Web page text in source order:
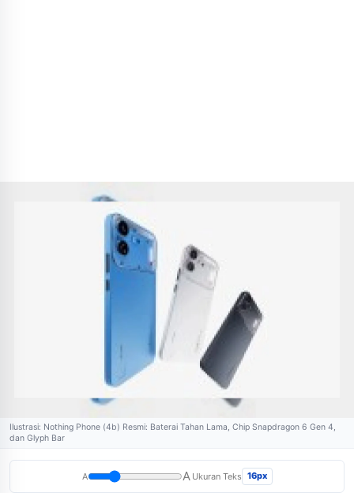
Ilustrasi: Nothing Phone (4b) Resmi: Baterai Tahan Lama, Chip Snapdragon 6 Gen 4,
dan Glyph Bar
A A Ukuran Teks 16px